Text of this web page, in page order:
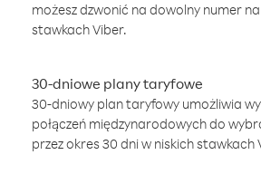
możesz dzwonić na dowolny numer
stawkach Viber.
30-dniowe plany taryfowe
30-dniowy plan taryfowy umożliwia
połączeń międzynarodowych do
przez okres 30 dni w niskich stawkach